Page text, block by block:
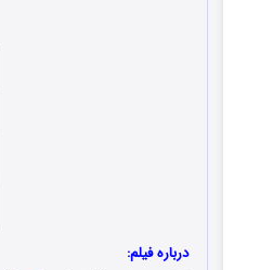
درباره فیلم: